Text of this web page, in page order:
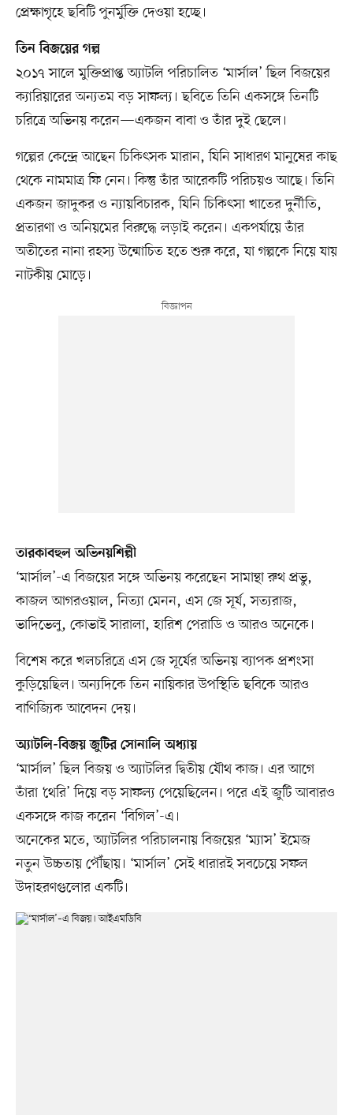
প্রেক্ষাগৃহে ছবিটি পুনর্মুক্তি দেওয়া হচ্ছে।
তিন বিজয়ের গল্প
২০১৭ সালে মুক্তিপ্রাপ্ত অ্যাটলি পরিচালিত ‘মার্সাল’ ছিল বিজয়ের
ক্যারিয়ারের অন্যতম বড় সাফল্য। ছবিতে তিনি একসঙ্গে তিনটি
চরিত্রে অভিনয় করেন—একজন বাবা ও তাঁর দুই ছেলে।
গল্পের কেন্দ্রে আছেন চিকিৎসক মারান, যিনি সাধারণ মানুষের কাছ
থেকে নামমাত্র ফি নেন। কিন্তু তাঁর আরেকটি পরিচয়ও আছে। তিনি
একজন জাদুকর ও ন্যায়বিচারক, যিনি চিকিৎসা খাতের দুর্নীতি,
প্রতারণা ও অনিয়মের বিরুদ্ধে লড়াই করেন। একপর্যায়ে তাঁর
অতীতের নানা রহস্য উন্মোচিত হতে শুরু করে, যা গল্পকে নিয়ে যায়
নাটকীয় মোড়ে।
তারকাবহুল অভিনয়শিল্পী
‘মার্সাল’-এ বিজয়ের সঙ্গে অভিনয় করেছেন সামান্থা রুথ প্রভু,
কাজল আগরওয়াল, নিত্যা মেনন, এস জে সূর্য, সত্যরাজ,
ভাদিভেলু, কোভাই সারালা, হারিশ পেরাডি ও আরও অনেকে।
বিশেষ করে খলচরিত্রে এস জে সূর্যের অভিনয় ব্যাপক প্রশংসা
কুড়িয়েছিল। অন্যদিকে তিন নায়িকার উপস্থিতি ছবিকে আরও
বাণিজ্যিক আবেদন দেয়।
অ্যাটলি-বিজয় জুটির সোনালি অধ্যায়
‘মার্সাল’ ছিল বিজয় ও অ্যাটলির দ্বিতীয় যৌথ কাজ। এর আগে
তাঁরা ‘থেরি’ দিয়ে বড় সাফল্য পেয়েছিলেন। পরে এই জুটি আবারও
একসঙ্গে কাজ করেন ‘বিগিল’-এ।
অনেকের মতে, অ্যাটলির পরিচালনায় বিজয়ের ‘ম্যাস’ ইমেজ
নতুন উচ্চতায় পৌঁছায়। ‘মার্সাল’ সেই ধারারই সবচেয়ে সফল
উদাহরণগুলোর একটি।